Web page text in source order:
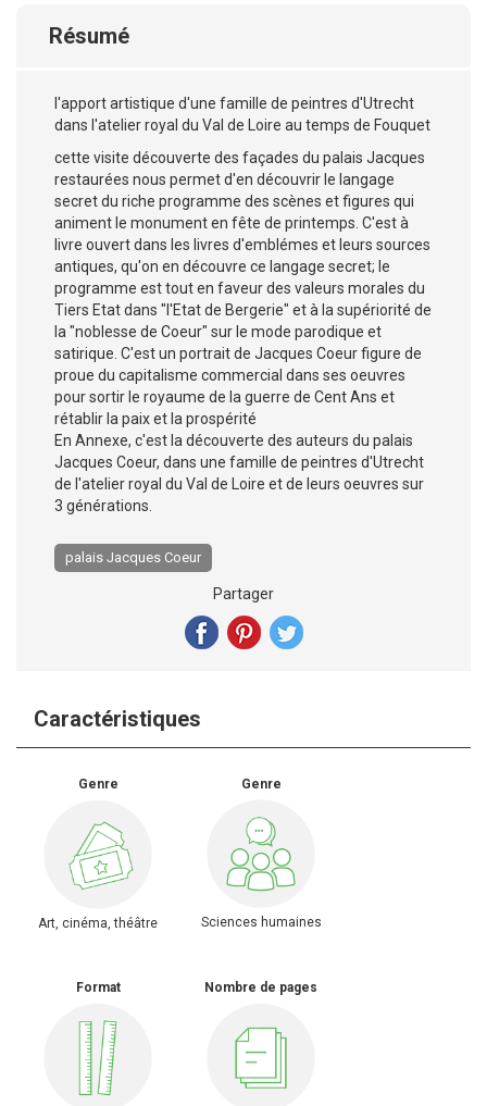
Résumé
l'apport artistique d'une famille de peintres d'Utrecht
dans l'atelier royal du Val de Loire au temps de Fouquet
cette visite découverte des façades du palais Jacques
restaurées nous permet d'en découvrir le langage
secret du riche programme des scènes et figures qui
animent le monument en fête de printemps. C'est à
livre ouvert dans les livres d'emblémes et leurs sources
antiques, qu'on en découvre ce langage secret; le
programme est tout en faveur des valeurs morales du
Tiers Etat dans "l'Etat de Bergerie" et à la supériorité de
la "noblesse de Coeur" sur le mode parodique et
satirique. C'est un portrait de Jacques Coeur figure de
proue du capitalisme commercial dans ses oeuvres
pour sortir le royaume de la guerre de Cent Ans et
rétablir la paix et la prospérité
En Annexe, c'est la découverte des auteurs du palais
Jacques Coeur, dans une famille de peintres d'Utrecht
de l'atelier royal du Val de Loire et de leurs oeuvres sur
3 générations.
palais Jacques Coeur
Partager
Caractéristiques
Genre
Art, cinéma, théâtre
Genre
Sciences humaines
Format Nombre de pages